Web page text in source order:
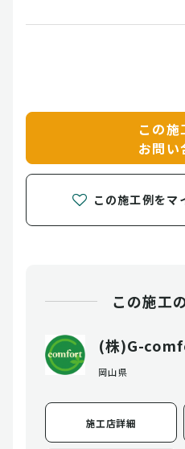
この施
お問い
この施工例をマ
この施工
(株)G-
岡山県
施工店詳細